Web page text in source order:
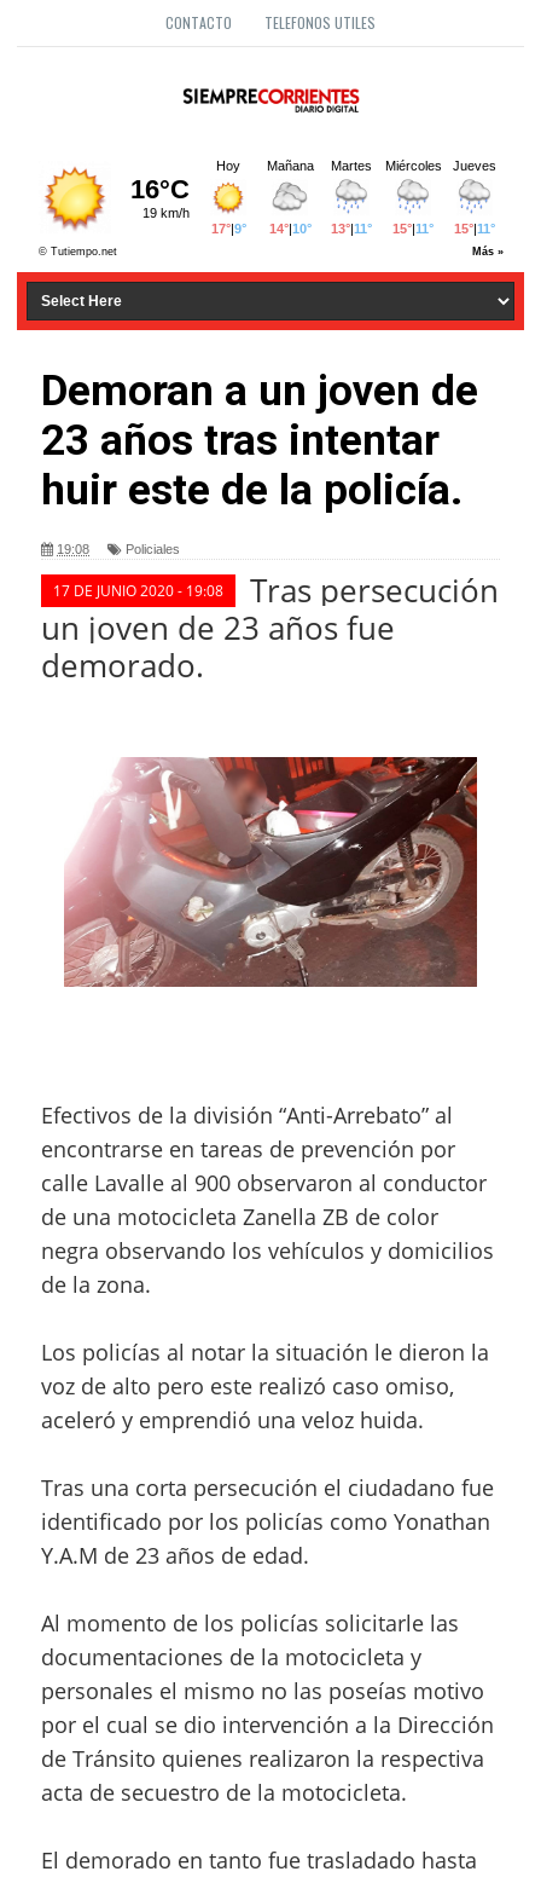
CONTACTO TELEFONOS UTILES
Demoran a un joven de
23 años tras intentar
huir este de la policía.
19:08 Policiales
17 DE JUNIO 2020 - 19:08
Tras persecución
un joven de 23 años fue
demorado.
Efectivos de la división “Anti-Arrebato” al
encontrarse en tareas de prevención por
calle Lavalle al 900 observaron al conductor
de una motocicleta Zanella ZB de color
negra observando los vehículos y domicilios
de la zona.
Los policías al notar la situación le dieron la
voz de alto pero este realizó caso omiso,
aceleró y emprendió una veloz huida.
Tras una corta persecución el ciudadano fue
identificado por los policías como Yonathan
Y.A.M de 23 años de edad.
Al momento de los policías solicitarle las
documentaciones de la motocicleta y
personales el mismo no las poseías motivo
por el cual se dio intervención a la Dirección
de Tránsito quienes realizaron la respectiva
acta de secuestro de la motocicleta.
El demorado en tanto fue trasladado hasta